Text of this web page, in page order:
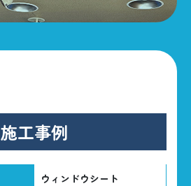
施工事例
ウィンドウシート